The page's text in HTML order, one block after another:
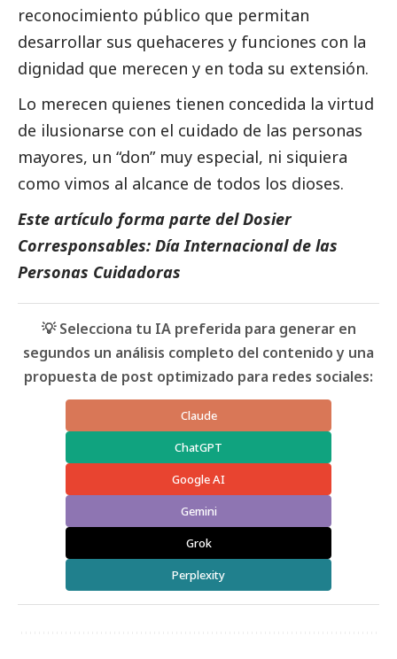
reconocimiento público que permitan
desarrollar sus quehaceres y funciones con la
dignidad que merecen y en toda su extensión.
Lo merecen quienes tienen concedida la virtud
de ilusionarse con el cuidado de las personas
mayores, un “don” muy especial, ni siquiera
como vimos al alcance de todos los dioses.
Este artículo forma parte delDosier
Corresponsables: Día Internacional de las
Personas Cuidadoras
💡 Selecciona tu IA preferida para generar en
segundos un análisis completo del contenido y una
propuesta de post optimizado para redes sociales:
Claude
ChatGPT
Google AI
Gemini
Grok
Perplexity